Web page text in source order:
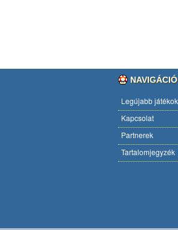
Legújabb játékok
Kapcsolat
Partnerek
Tartalomjegyzék